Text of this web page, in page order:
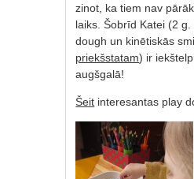
zinot, ka tiem nav
laiks. Šobrīd Katei (2
dough un kinētiskās
priekšstatam) ir
augšgalā!
Šeit interesantas play